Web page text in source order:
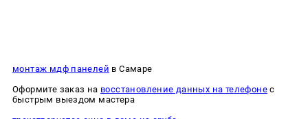
монтаж мдф панелей в Самаре
Оформите заказ на восстановление данных на телефонес
быстрым выездом мастера